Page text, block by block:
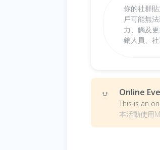
你的社群
戶可能無
力、觸及
銷人員、
Online
This is an
本活動使用